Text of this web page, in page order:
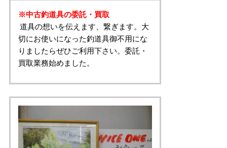
※中古釣道具の委託・買取
道具の想いを伝えます、繋ぎます。大
切にお使いになった釣道具御不用にな
りましたらぜひご利用下さい。委託・
買取業務始めました。